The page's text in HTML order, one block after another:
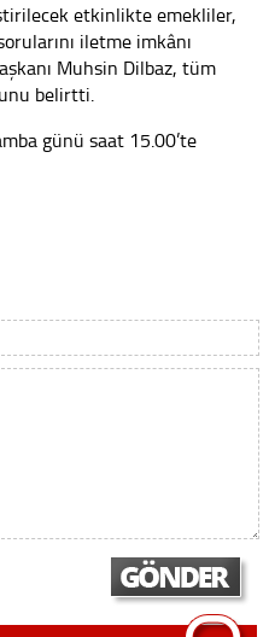
etkinlikte emekliler,
iletme imkânı
Muhsin Dilbaz, tüm
belirtti.
günü saat 15.00’te